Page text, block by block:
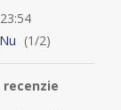
Nu (1/2)
recenzie